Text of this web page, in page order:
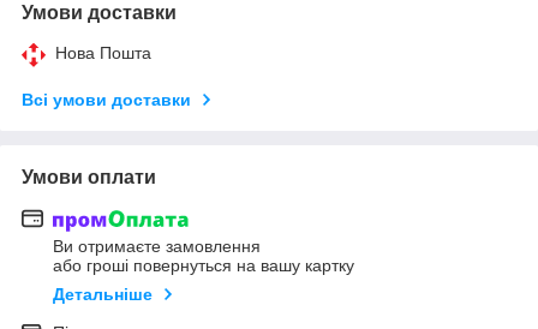
Умови доставки
Нова Пошта
Всі умови доставки
Умови оплати
Ви отримаєте замовлення
або гроші повернуться на вашу картку
Детальніше